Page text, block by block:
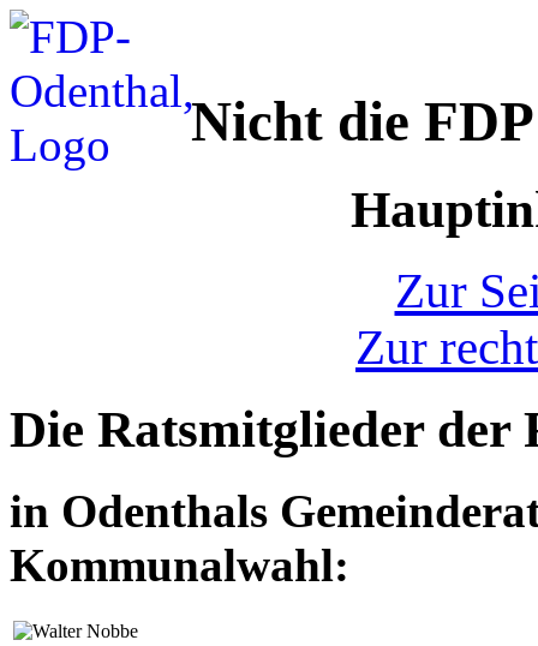
Nicht die
Zur
Zur
Die Ratsmitglieder der
in Odenthals
Kommunalwahl: